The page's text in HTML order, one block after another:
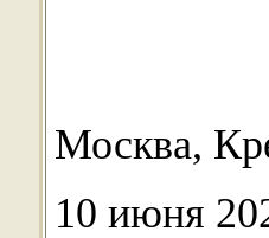
Москва,
10 июня